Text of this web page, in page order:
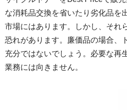
な消耗品交換を省いたり劣化品を
市場にはあります。しかし、それ
恐れがあります。廉価品の場合、
充分ではないでしょう。必要な再
業務には向きません。